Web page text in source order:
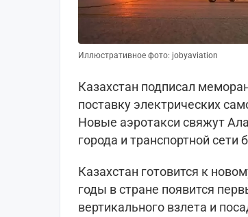
Иллюстративное фото: jobyaviation
Казахстан подписал
поставку электрических
Новые аэротакси свяжут
города и транспортной сети
Казахстан готовится к
годы в стране появится
вертикального взлета и